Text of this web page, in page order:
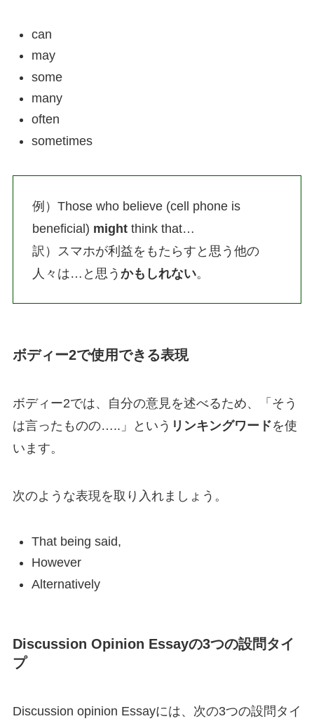
can
may
some
many
often
sometimes
例）Those who believe (cell phone is
beneficial) might think that…
訳）スマホが利益をもたらすと思う他の
人々は…と思う かもしれない。
ボディー2で使用できる表現
ボディー2では、自分の意見を述べるため、「そう
は言ったものの…..」という リンキングワードを使
います。
次のような表現を取り入れましょう。
That being said,
However
Alternatively
Discussion Opinion Essayの3つの設問タイ
プ
Discussion opinion Essayには、次の3つの設問タイ